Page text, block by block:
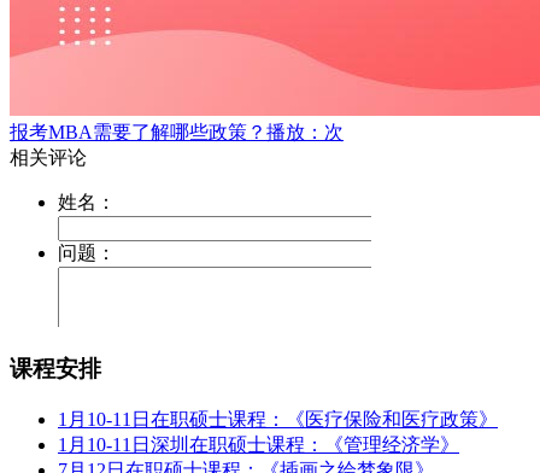
报考MBA需要了解哪些政策？ 播放：次
课程安排
1月10-11日在职硕士课程：《医疗保险和医疗政策》
1月10-11日深圳在职硕士课程：《管理经济学》